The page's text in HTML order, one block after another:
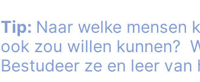
Tip: Naar welke mensen
ook zou willen kunnen?
Bestudeer ze en leer van